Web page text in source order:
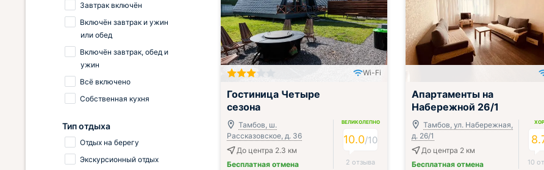
Wi-Fi
Гостиница Четыре
сезона
Тамбов, ш.
Рассказовское, д. 36
До центра 2.3 км
Бесплатная отмена
ВЕЛИКОЛЕПНО
10.0/10
2 отзыва
Апартаменты на
Набережной 26/1
Тамбов, ул. Набережная,
д. 26/1
До центра 2 км
Бесплатная отмена
10
Завтрак включён
Включён завтрак и ужин
или обед
Включён завтрак, обед и
ужин
Всё включено
Собственная кухня
Тип отдыха
Отдых на берегу
Экскурсионный отдых